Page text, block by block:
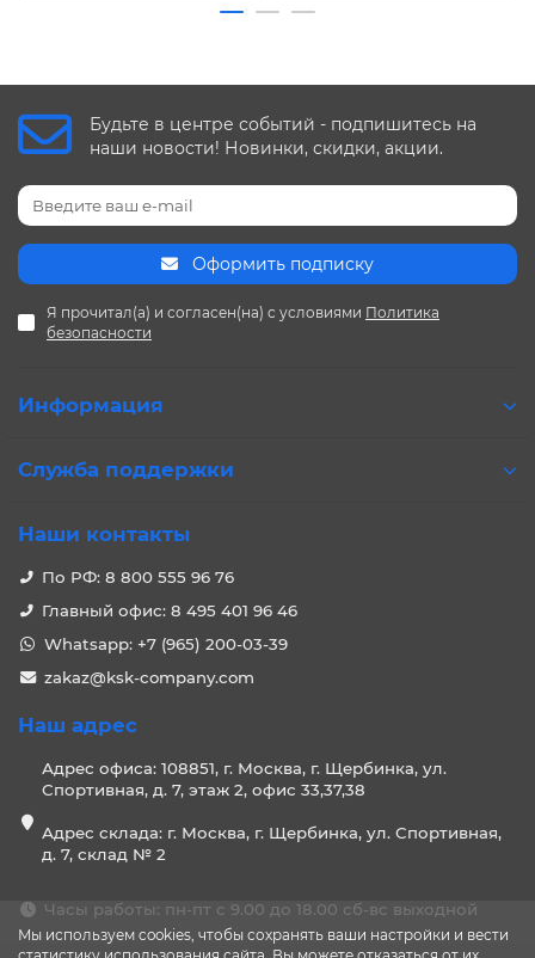
Мы используем cookies, чтобы сохранять ваши настройки и вести
Будьте в центре событий - подпишитесь на
наши новости! Новинки, скидки, акции.
Оформить подписку
Я прочитал(а) и согласен(на) с условиями Политика
безопасности
Информация
Служба поддержки
Наши контакты
По РФ: 8 800 555 96 76
Главный офис: 8 495 401 96 46
Whatsapp: +7 (965) 200-03-39
zakaz@ksk-company.com
Наш адрес
Адрес офиса: 108851, г. Москва, г. Щербинка, ул.
Спортивная, д. 7, этаж 2, офис 33,37,38
Адрес склада: г. Москва, г. Щербинка, ул. Спортивная,
д. 7, склад № 2
Часы работы: пн-пт с 9.00 до 18.00 сб-вс выходной